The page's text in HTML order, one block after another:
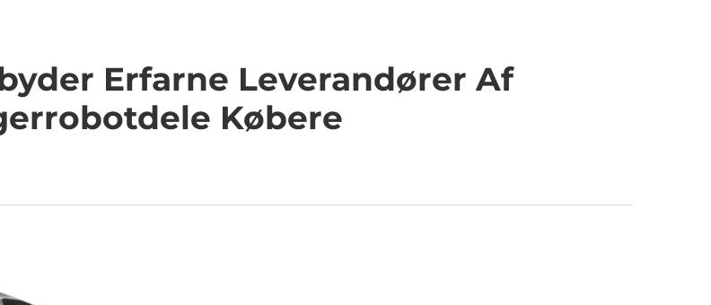
Erfarne Leverandører Af
Købere